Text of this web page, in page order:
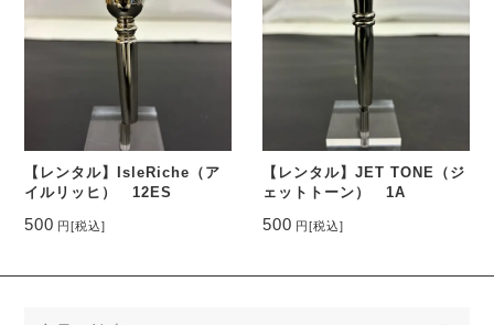
【レンタル】IsleRiche（ア
イルリッヒ） 12ES
500 円[税込]
【レンタル】JET TONE（ジ
ェットトーン） 1A
500 円[税込]